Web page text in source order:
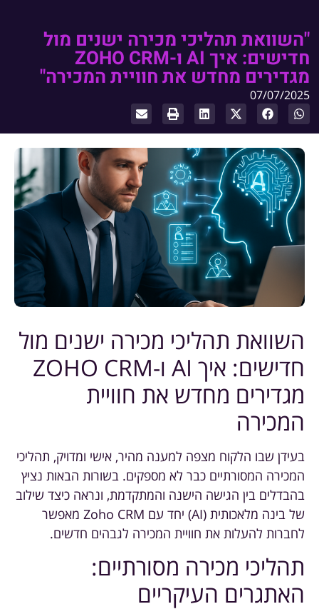
"השוואת תהליכי מכירה ישנים מול
חדישים: איך AI ו-ZOHO CRM
מגדירים מחדש את חוויית המכירה"
07/07/2025
השוואת תהליכי מכירה ישנים מול
חדישים: איך AI ו-ZOHO CRM
מגדירים מחדש את חוויית
המכירה
בעידן שבו הלקוח מצפה למענה מהיר, אישי ומדויק, תהליכי
המכירה המסורתיים כבר לא מספקים. בשורות הבאות נציץ
בהבדלים בין הגישה הישנה והמתקדמת, ונראה כיצד שילוב
של בינה מלאכותית (AI) יחד עם Zoho CRM מאפשר
לחברות להעלות את חוויית המכירה לגבהים חדשים.
תהליכי מכירה מסורתיים:
האתגרים העיקריים